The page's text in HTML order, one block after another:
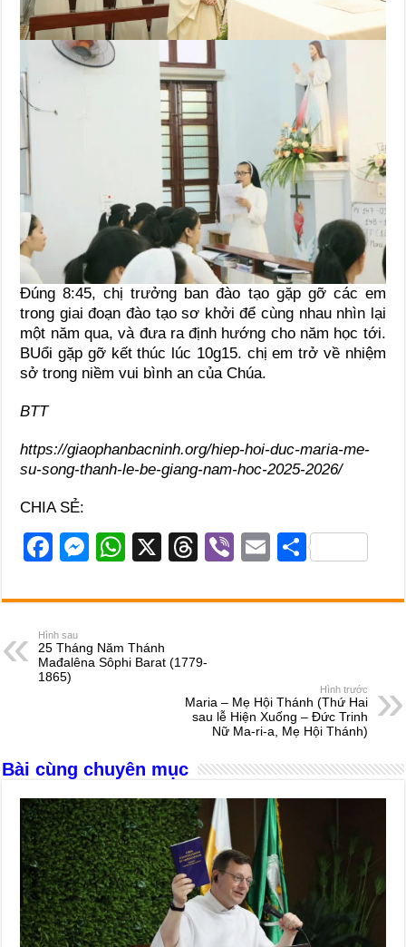
Đúng 8:45, chị trưởng ban đào tạo gặp gỡ các em
trong giai đoạn đào tạo sơ khởi để cùng nhau nhìn lại
một năm qua, và đưa ra định hướng cho năm học tới.
BUổi gặp gỡ kết thúc lúc 10g15. chị em trở về nhiệm
sở trong niềm vui bình an của Chúa.
BTT
https://giaophanbacninh.org/hiep-hoi-duc-maria-me-
su-song-thanh-le-be-giang-nam-hoc-2025-2026/
CHIA SẺ:
F
c
e
b
o
M
ss
n
W
at
A
X
T
e
d
s
Vi
er
E
ail
S
ar
Hình sau
25 Tháng Năm Thánh
Mađalêna Sôphi Barat (1779-
1865)
Hình trước
Maria – Mẹ Hội Thánh (Thứ Hai
sau lễ Hiện Xuống – Đức Trinh
Nữ Ma-ri-a, Mẹ Hội Thánh)
Bài cùng chuyên mục